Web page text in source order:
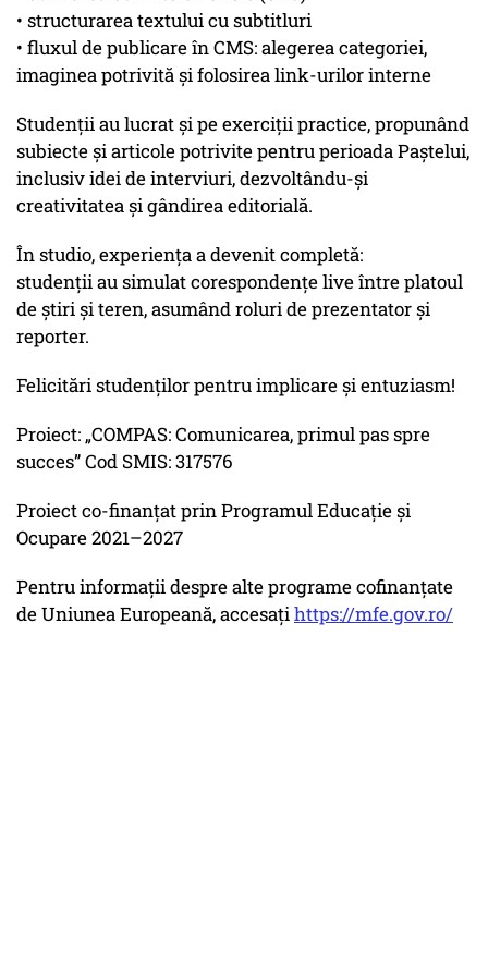
• structurarea textului cu subtitluri
• fluxul de publicare în CMS: alegerea categoriei,
imaginea potrivită și folosirea link-urilor interne
Studenții au lucrat și pe exerciții practice, propunând
subiecte și articole potrivite pentru perioada Paștelui,
inclusiv idei de interviuri, dezvoltându-și
creativitatea și gândirea editorială.
În studio, experiența a devenit completă:
studenții au simulat corespondențe live între platoul
de știri și teren, asumând roluri de prezentator și
reporter.
Felicitări studenților pentru implicare și entuziasm!
Proiect: „COMPAS: Comunicarea, primul pas spre
succes” Cod SMIS: 317576
Proiect co-finanțat prin Programul Educație și
Ocupare 2021–2027
Pentru informații despre alte programe cofinanțate
de Uniunea Europeană, accesațihttps://mfe.gov.ro/